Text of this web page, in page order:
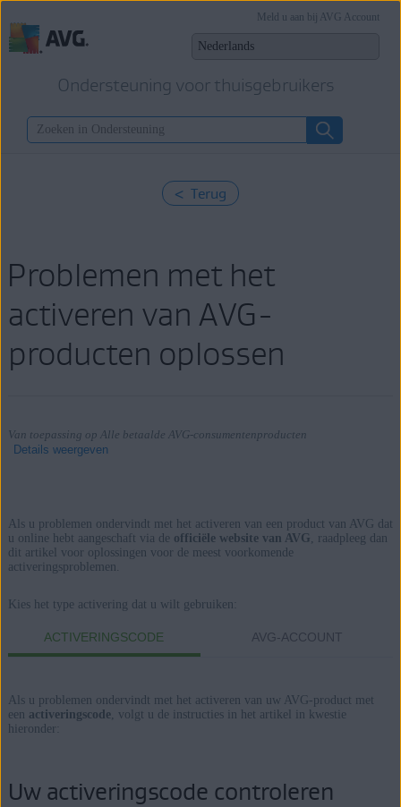
Ondersteuning voor thuisgebruikers
Meld u aan bij AVG Account
< Terug
Problemen met het
activeren van AVG-
producten oplossen
Van toepassing op Alle betaalde AVG-consumentenproducten
Details weergeven
Producten:
Alle betaalde AVG-consumentenproducten
Besturingssystemen:
Alle ondersteunde besturingssystemen
Als u problemen ondervindt met het activeren van een product van AVG dat
u online hebt aangeschaft via de officiële website van AVG, raadpleeg dan
dit artikel voor oplossingen voor de meest voorkomende
activeringsproblemen.
Kies het type activering dat u wilt gebruiken:
ACTIVERINGSCODE AVG-ACCOUNT
Als u problemen ondervindt met het activeren van uw AVG-product met
een activeringscode, volgt u de instructies in het artikel in kwestie
hieronder:
Uw activeringscode controleren